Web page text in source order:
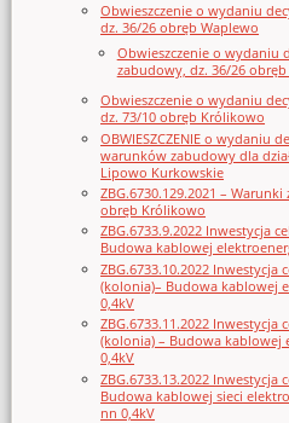
Obwieszczenie o wydaniu
dz. 36/26 obręb Waplewo
Obwieszczenie o wydaniu
zabudowy, dz. 36/26
Obwieszczenie o wydaniu
dz. 73/10 obręb Królikowo
OBWIESZCZENIE o wydaniu
warunków zabudowy dla
Lipowo Kurkowskie
ZBG.6730.129.2021 –
obręb Królikowo
ZBG.6733.9.2022 Inwestycja
Budowa kablowej
ZBG.6733.10.2022 Inwestycja
(kolonia)– Budowa kablowej
0,4kV
ZBG.6733.11.2022 Inwestycja
(kolonia) – Budowa kablowej
0,4kV
ZBG.6733.13.2022 Inwestycja
Budowa kablowej sieci
nn 0,4kV